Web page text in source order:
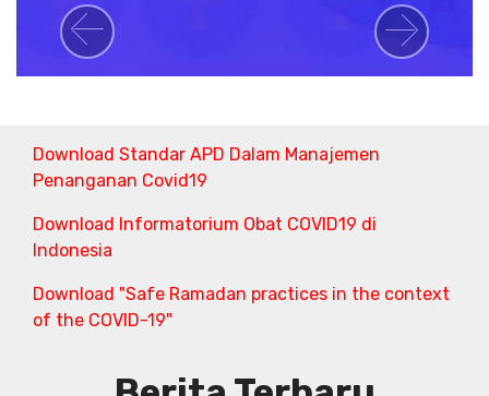
Previous Next
Download Standar APD Dalam Manajemen
Penanganan Covid19
Download Informatorium Obat COVID19 di
Indonesia
Download "Safe Ramadan practices in the context
of the COVID-19"